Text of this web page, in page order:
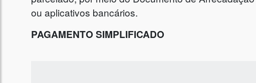
ou aplicativos bancários.
PAGAMENTO SIMPLIFICADO